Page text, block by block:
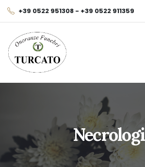
+39 0522 951308 - +39 0522 911359
Necrologi